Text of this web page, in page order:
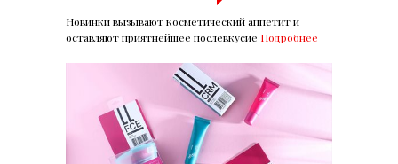
Новинки вызывают косметический аппетит и
оставляют приятнейшее послевкусие Подробнее